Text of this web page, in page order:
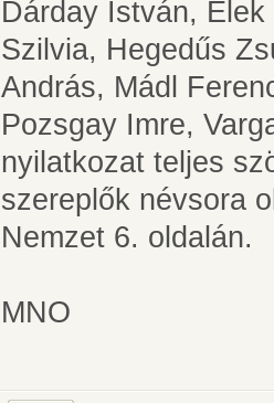
Dárday István,
Szilvia, Hegedűs
András, Mádl
Pozsgay Imre,
nyilatkozat teljes
szereplők névsora
Nemzet 6. oldalán.
MNO